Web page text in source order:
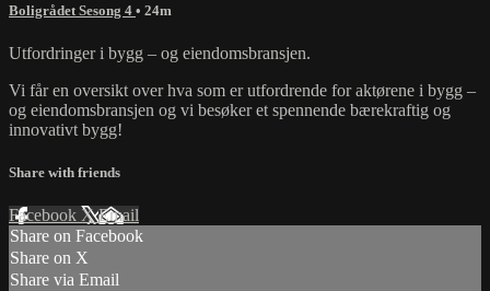
Boligrådet Sesong 4 • 24m
Utfordringer i bygg – og eiendomsbransjen.
Vi får en oversikt over hva som er utfordrende for aktørene i bygg –
og eiendomsbransjen og vi besøker et spennende bærekraftig og
innovativt bygg!
Share with friends
Facebook XEmail
Share on Facebook
Share on X
Share via Email